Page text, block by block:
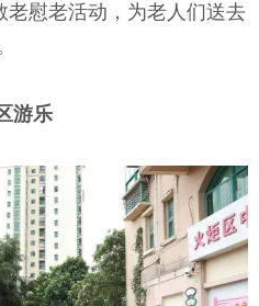
老慰老活动，为老人们送去
游乐